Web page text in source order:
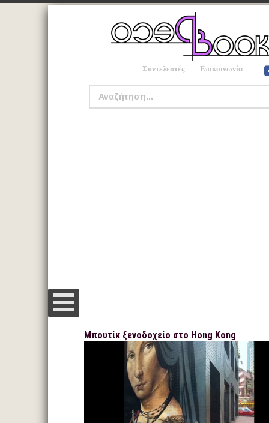
Συντελεστές Επικοινωνία
Μπουτίκ ξενοδοχείο στο Hong Kong